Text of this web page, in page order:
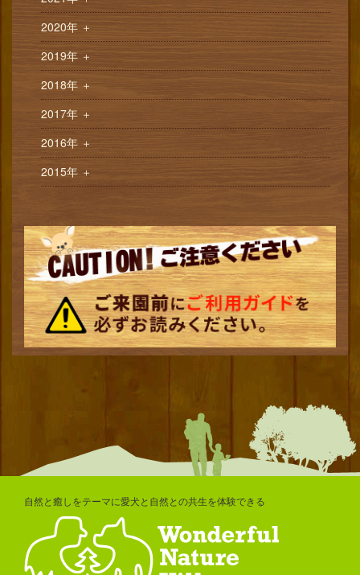
2020年 ＋
2019年 ＋
2018年 ＋
2017年 ＋
2016年 ＋
2015年 ＋
自然と癒しをテーマに愛犬と自然との共生を体験できる